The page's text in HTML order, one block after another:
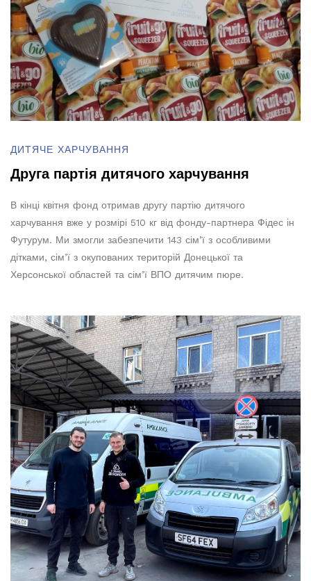
ДИТЯЧЕ ХАРЧУВАННЯ
Друга партія дитячого харчування
В кінці квітня фонд отримав другу партію дитячого
харчування вже у розмірі 510 кг від фонду-партнера Фідес ін
Футурум. Ми змогли забезпечити 143 сім’ї з особливими
дітками, сім’ї з окупованих територій Донецької та
Херсонської областей та сім’ї ВПО дитячим пюре.